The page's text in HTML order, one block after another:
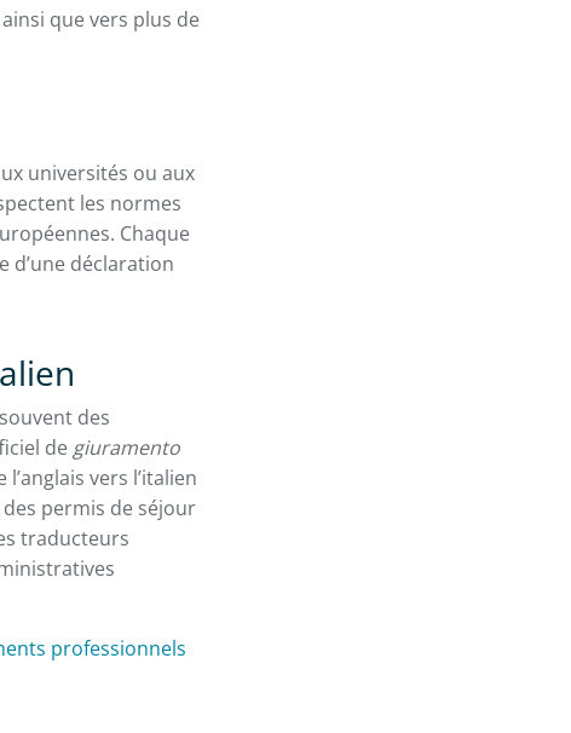
ainsi que vers plus de
universités ou aux
les normes
Chaque
d’une déclaration
des
de giuramento
vers l’italien
permis de séjour
traducteurs
professionnels